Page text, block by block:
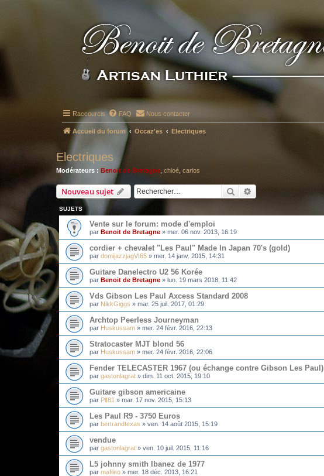
Raccourcis FAQ Nous contacter
Accueil du forum Occaz'es Electriques
Electriques
Modérateurs : Benoit de Bretagne chloé carlos
Nouveau sujet Rechercher
SUJETS
Vente sur le forum: mode d'emploi
par Benoit de Bretagne » mer. 06 nov. 2013, 16:19
cordier + chevalet "Les Paul" Made In Japan 70's (gold)
par domijazzjagVI65 » mer. 14 janv. 2015, 14:31
Guitare Danelectro U2 56 Korée
par Benoit de Bretagne » lun. 19 mars 2018, 11:42
Vds Gibson Les Paul Axcess Standard 2008
par NikkGiggs » mar. 25 juil. 2017, 01:29
Archtop Peerless Journeyman
par Huskussam » mer. 24 févr. 2016, 22:13
Stratocaster MJT blond 56
par Huskussam » mer. 24 févr. 2016, 22:06
Fender TELECASTER 1967 (ou échange contre Gibson Les Paul)
par gastonlagrat » dim. 11 oct. 2015, 19:10
Guitare gibson americaine
par PlI81 » mar. 17 nov. 2015, 15:13
Les Paul R9 - 3750 Euros
par bertrandtexas » ven. 14 août 2015, 15:19
vendue
par gastonlagrat » ven. 10 juil. 2015, 11:16
L5 johnny smith Ibanez de 1977
par mafileo » mer. 18 déc. 2013, 16:21